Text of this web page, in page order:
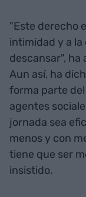
"Este derecho
intimidad y a
descansar", ha
Aun así, ha
forma parte
agentes
jornada sea
menos y con
tiene que ser
insistido.